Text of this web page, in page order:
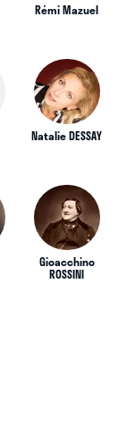
Rémi Mazuel
Natalie DESSAY
Gioacchino
ROSSINI